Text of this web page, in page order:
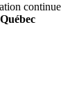
continue